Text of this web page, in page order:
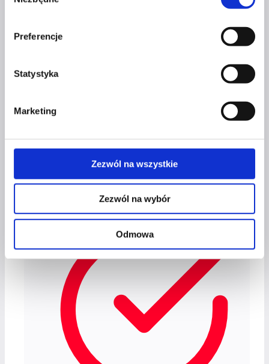
Preferencje
Statystyka
Marketing
Zezwól na wszystkie
Zezwól na wybór
Odmowa
Wróci Twoja energia i zaczniesz
działać.